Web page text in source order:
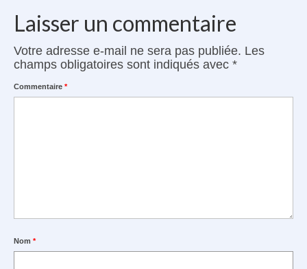
Laisser un commentaire
Votre adresse e-mail ne sera pas publiée. Les
champs obligatoires sont indiqués avec *
Commentaire *
Nom *